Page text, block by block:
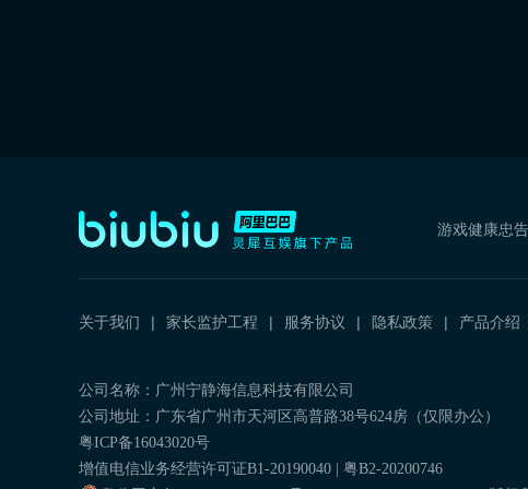
游戏健康忠
关于我们 家长监护工程 服务协议 隐私政策 产品介绍
公司名称：广州宁静海信息科技有限公司
公司地址：广东省广州市天河区高普路38号624房（仅限办公）
粤ICP备16043020号
增值电信业务经营许可证B1-20190040 | 粤B2-20200746